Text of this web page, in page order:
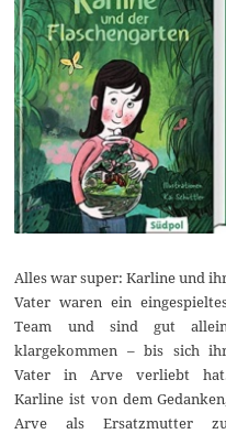
Alles war super: Karline und
Vater waren ein
Team und sind gut
klargekommen – bis sich
Vater in Arve verliebt
Karline ist von dem
Arve als Ersatzmutter